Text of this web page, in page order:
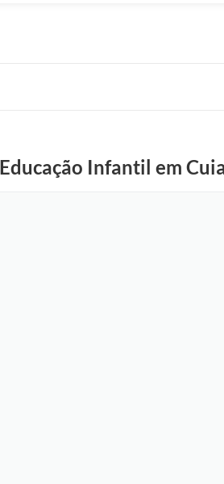
Infantil em